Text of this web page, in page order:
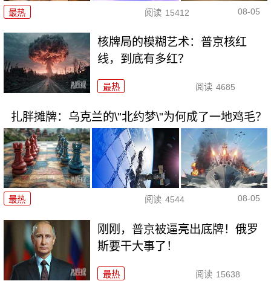
最热 阅读 15412 08-05
核牌局的模糊艺术：普京核红
线，到底有多红？
最热 阅读 4685
扎胖摊牌：乌克兰的\"北约梦\"为何成了一地鸡毛？
最热 阅读 4544 08-05
刚刚，普京被逼亮出底牌！俄罗
斯要干大事了！
最热 阅读 15638